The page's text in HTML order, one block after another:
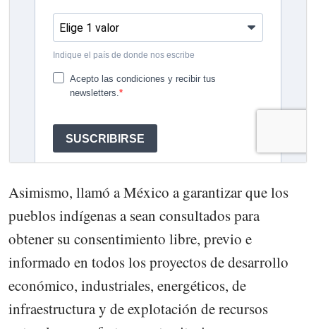
Asimismo, llamó a México a garantizar que los
pueblos indígenas a sean consultados para
obtener su consentimiento libre, previo e
informado en todos los proyectos de desarrollo
económico, industriales, energéticos, de
infraestructura y de explotación de recursos